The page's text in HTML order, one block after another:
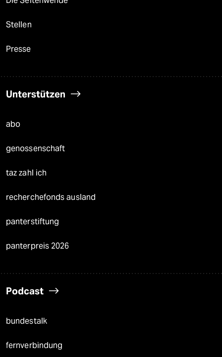
Stellen
Presse
Unterstützen
abo
genossenschaft
taz zahl ich
recherchefonds ausland
panterstiftung
panterpreis 2026
Podcast
bundestalk
fernverbindung